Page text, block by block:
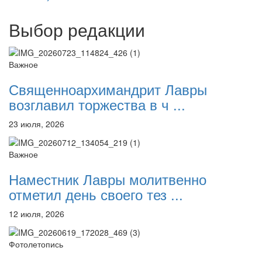
12 сентября 2015
12 сентября 2015Название трансляции
12 сентября 2015
Название трансляции
12 сентября 2015Название трансляции
Выбор редакции
Важное
Священноархимандрит Лавры
возглавил торжества в ч ...
23 июля, 2026
Важное
Наместник Лавры молитвенно
отметил день своего тез ...
12 июля, 2026
Фотолетопись